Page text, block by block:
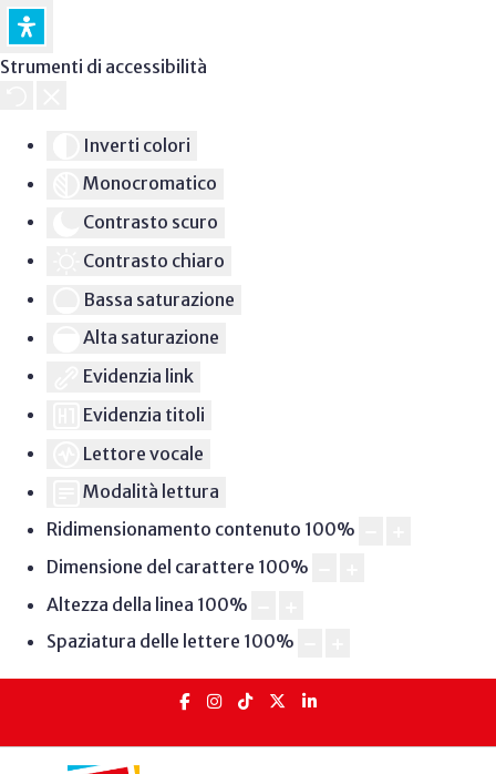
Strumenti di accessibilità
Inverti colori
Monocromatico
Contrasto scuro
Contrasto chiaro
Bassa saturazione
Alta saturazione
Evidenzia link
Evidenzia titoli
Lettore vocale
Modalità lettura
Ridimensionamento contenuto 100%
Dimensione del carattere 100%
Altezza della linea 100%
Spaziatura delle lettere 100%